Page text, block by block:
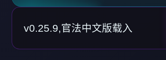
v0.25.9,官法中文版载入